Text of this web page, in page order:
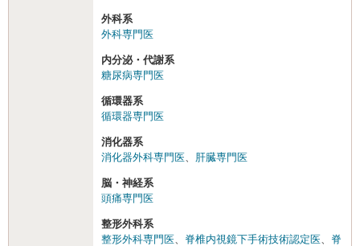
外科系
外科専門医
内分泌・代謝系
糖尿病専門医
循環器系
循環器専門医
消化器系
消化器外科専門医
肝臓専門医
脳・神経系
頭痛専門医
整形外科系
整形外科専門医
脊椎内視鏡下手術技術認定医
脊